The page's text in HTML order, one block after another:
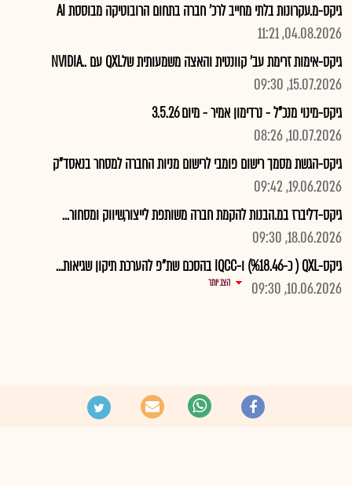
גיקס-מ.עקרונות בלתי מחייב לרכ' חברה בתחום הרובוטיקה מבוססת AI
04.08.2026, 11:21
גיקס-אימות זרימת עב' קוונטית והאצה משמעותית שלQXL עם ..NVIDIA
15.07.2026, 09:30
גיקס-מינוי מנכ"ל - נרדימון אמיר - מיום 3.5.26
10.07.2026, 08:26
גיקס-הגשת מסמך רישום פומבי לרישום מניות החברה למסחר בנאסד"ק
19.06.2026, 09:42
גיקס-דליברז במ.הבנות להקמת חברה משותפת לייצור,שיווק ומסחור...
18.06.2026, 09:30
גיקס-QXL ( כ-%18.46) ו-IQCC בהסכם שת"פ להערכת תיקון שגיאות...
10.06.2026, 09:30
הצג יותר